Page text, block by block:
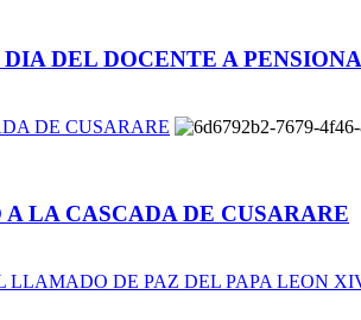
DEL DOCENTE A
DE CUSARARE
LA CASCADA DE CUSARARE
LLAMADO DE PAZ DEL PAPA LEON